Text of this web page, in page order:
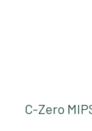
C-Zero